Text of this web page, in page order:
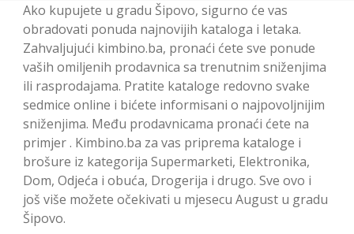
Ako kupujete u gradu Šipovo, sigurno će vas
obradovati ponuda najnovijih kataloga i letaka.
Zahvaljujući kimbino.ba, pronaći ćete sve ponude
vaših omiljenih prodavnica sa trenutnim sniženjima
ili rasprodajama. Pratite kataloge redovno svake
sedmice online i bićete informisani o najpovoljnijim
sniženjima. Među prodavnicama pronaći ćete na
primjer . Kimbino.ba za vas priprema kataloge i
brošure iz kategorija Supermarketi, Elektronika,
Dom, Odjeća i obuća, Drogerija i drugo. Sve ovo i
još više možete očekivati u mjesecu August u gradu
Šipovo.